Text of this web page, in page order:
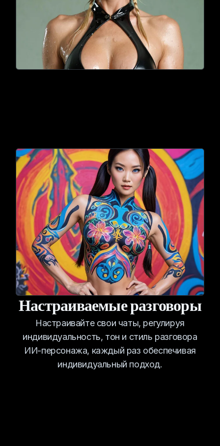
Настраиваемые разговоры
Настраивайте свои чаты, регулируя
индивидуальность, тон и стиль разговора
ИИ-персонажа, каждый раз обеспечивая
индивидуальный подход.